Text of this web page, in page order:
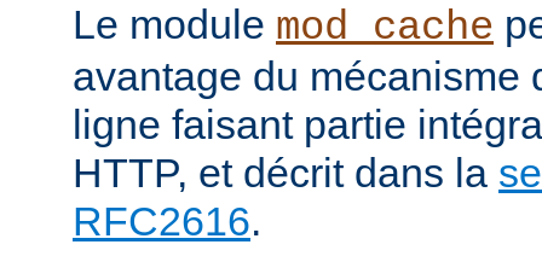
Le module mod_cache
avantage du mécanisme
ligne faisant partie
HTTP, et décrit dans la
RFC2616.